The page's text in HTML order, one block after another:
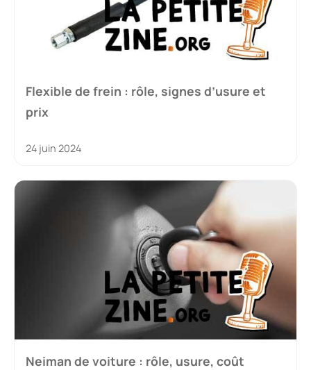
Flexible de frein : rôle, signes d’usure et
prix
24 juin 2024
Neiman de voiture : rôle, usure, coût